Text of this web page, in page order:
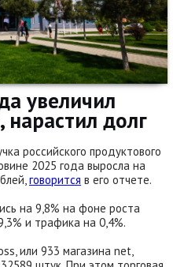
увеличил
долг
российского продуктового
2025 года выросла на
говорится в его отчете.
на 9,8% на фоне роста
и трафика на 0,4%.
или 933 магазина net,